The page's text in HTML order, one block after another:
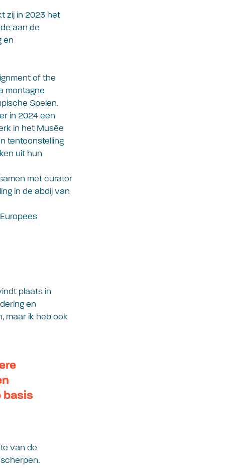
zij in 2023 het
aan de
en
of the
montagne
Spelen.
in 2024 een
in het Musée
tentoonstelling
uit hun
met curator
in de abdij van
plaats in
en
maar ik heb ook
basis
van de